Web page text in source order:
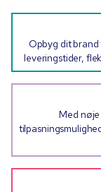
Opbyg dit
leveringstider,
Med